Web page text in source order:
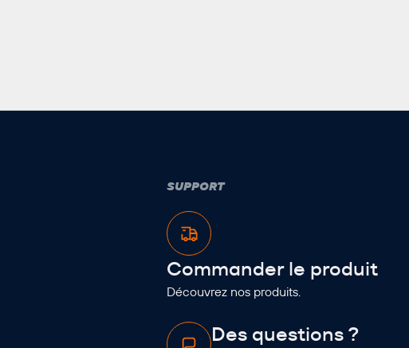
SUPPORT
Commander le produit
Découvrez nos produits.
Des questions ?